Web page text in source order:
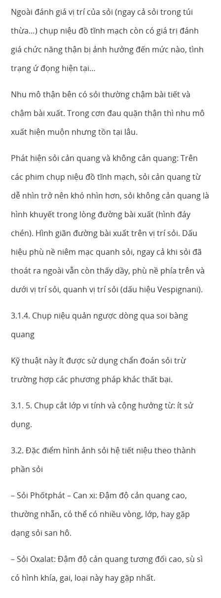
Ngoài đánh giá vị trí của sỏi (ngay cả sỏi trong túi
thừa…) chụp niệu đồ tĩnh mạch còn có giá trị đánh
giá chức năng thận bị ảnh hưởng đến mức nào, tình
trạng ứ đọng hiện tại…
Nhu mô thận bên có sỏi thường chậm bài tiết và
chậm bài xuất. Trong cơn đau quặn thận thì nhu mô
xuất hiện muộn nhưng tồn tại lâu.
Phát hiện sỏi cản quang và không cản quang: Trên
các phim chụp niệu đồ tĩnh mạch, sỏi cản quang từ
dễ nhìn trở nên khó nhìn hơn, sỏi không cản quang là
hình khuyết trong lòng đường bài xuất (hình đáy
chén). Hình giãn đường bài xuất trên vị trí sỏi. Dấu
hiệu phù nề niêm mạc quanh sỏi, ngay cả khi sỏi đã
thoát ra ngoài vẫn còn thấy dầy, phù nề phía trên và
dưới vị trí sỏi, quanh vị trí sỏi (dấu hiệu Vespignani).
3.1.4. Chụp niệu quản ngược dòng qua soi bàng
quang
Kỹ thuật này ít được sử dụng chẩn đoán sỏi trừ
trường hợp các phương pháp khác thất bại.
3.1. 5. Chụp cắt lớp vi tính và cộng hưởng từ: ít sử
dụng.
3.2. Đặc điểm hình ảnh sỏi hệ tiết niệu theo thành
phần sỏi
– Sỏi Phốtphát – Can xi: Đậm độ cản quang cao,
thường nhẵn, có thể có nhiều vòng, lớp, hay gặp
dạng sỏi san hô.
– Sỏi Oxalat: Đậm độ cản quang tương đối cao, sù sì
có hình khía, gai, loại này hay gặp nhất.